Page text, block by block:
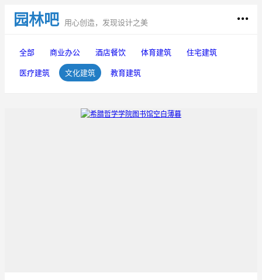
园林吧 用心创造，发现设计之美
全部 商业办公 酒店餐饮 体育建筑
住宅建筑
医疗建筑
文化建筑 教育建筑